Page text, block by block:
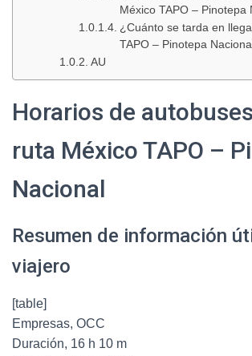
México TAPO – Pinotepa
¿Cuánto se tarda en
TAPO – Pinotepa
AU
Horarios de
ruta México TAPO –
Nacional
Resumen de información
viajero
[table]
Empresas, OCC
Duración, 16 h 10 m